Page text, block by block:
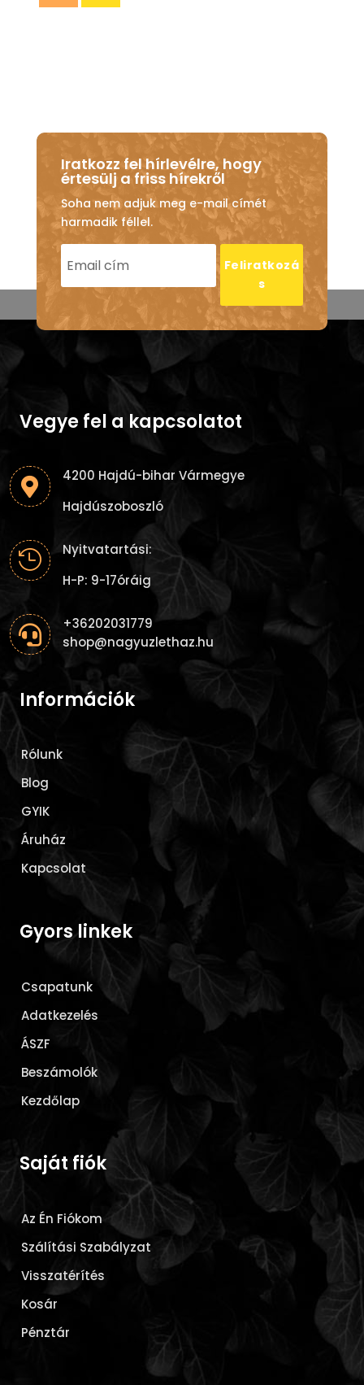
Iratkozz fel hírlevélre, hogy
értesülj a friss hírekről
Soha nem adjuk meg e-mail címét
harmadik féllel.
Feliratkozá
s
Vegye fel a kapcsolatot

4200 Hajdú-bihar Vármegye
Hajdúszoboszló

Nyitvatartási:
H-P: 9-17óráig

+36202031779
shop@nagyuzlethaz.hu
Információk
Rólunk
Blog
GYIK
Áruház
Kapcsolat
Gyors linkek
Csapatunk
Adatkezelés
ÁSZF
Beszámolók
Kezdőlap
Saját fiók
Az Én Fiókom
Szálítási Szabályzat
Visszatérítés
Kosár
Pénztár